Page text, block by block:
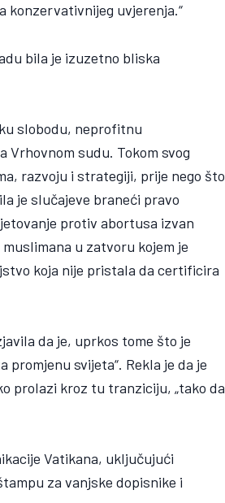
konzervativnijeg uvjerenja.“
bila je izuzetno bliska
slobodu, neprofitnu
Vrhovnom sudu. Tokom svog
razvoju i strategiji, prije nego što
je slučajeve braneći pravo
protiv abortusa izvan
u zatvoru kojem je
koja nije pristala da certificira
da je, uprkos tome što je
svijeta“. Rekla je da je
prolazi kroz tu tranziciju, „tako da
Vatikana, uključujući
za vanjske dopisnike i